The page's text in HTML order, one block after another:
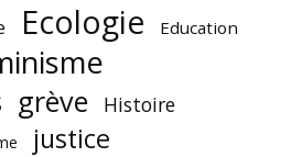
Ecologie Education
grève Histoire
justice